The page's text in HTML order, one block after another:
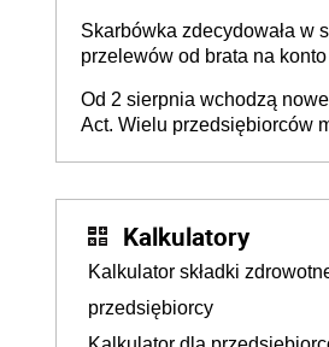
Skarbówka zdecydowała w
przelewów od brata na konto
darowizna, ale podatku
Od 2 sierpnia wchodzą
Act. Wielu przedsiębiorców
Kalkulatory
Kalkulator składki
przedsiębiorcy